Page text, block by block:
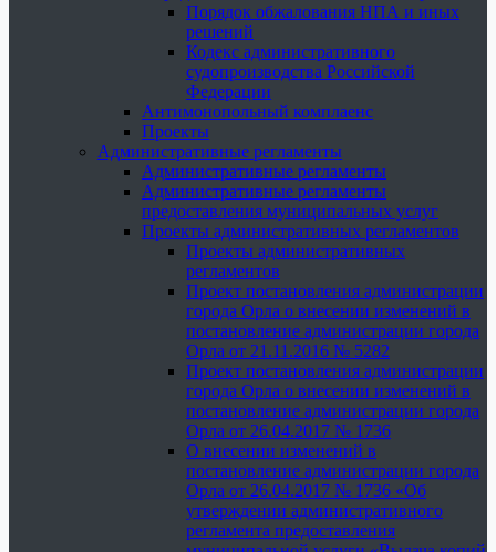
Порядок обжалования НПА и иных
решений
Кодекс административного
судопроизводства Российской
Федерации
Антимонопольный комплаенс
Проекты
Административные регламенты
Административные регламенты
Административные регламенты
предоставления муниципальных услуг
Проекты административных регламентов
Проекты административных
регламентов
Проект постановления администрации
города Орла о внесении изменений в
постановление администрации города
Орла от 21.11.2016 № 5282
Проект постановления администрации
города Орла о внесении изменений в
постановление администрации города
Орла от 26.04.2017 № 1736
О внесении изменений в
постановление администрации города
Орла от 26.04.2017 № 1736 «Об
утверждении административного
регламента предоставления